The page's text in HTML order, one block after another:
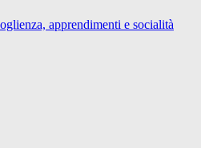
apprendimenti e socialità